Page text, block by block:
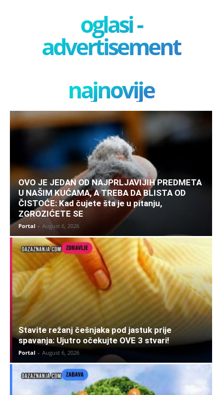
oglasi -
advertisement
najnovije
OVO JE JEDAN OD NAJPRLJAVIJIH PREDMETA
U NAŠIM KUĆAMA, A TREBA DA BLISTA OD
ČISTOĆE: Kad čujete šta je u pitanju,
ZGROZIĆETE SE
Portal - August 6, 2026
Stavite režanj češnjaka pod jastuk prije
spavanja: Ujutro očekujte OVE 3 stvari!
Portal - August 6, 2026